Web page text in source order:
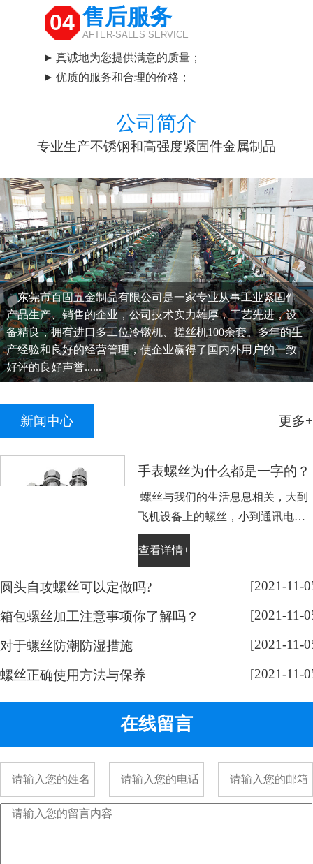
04 售后服务
AFTER-SALES SERVICE
真诚地为您提供满意的质量；
优质的服务和合理的价格；
公司简介
专业生产不锈钢和高强度紧固件金属制品
东莞市百固五金制品有限公司是一家专业从事工业紧固件
产品生产、销售的企业，公司技术实力雄厚，工艺先进，设
备精良，拥有进口多工位冷镦机、搓丝机100余套。多年的生
产经验和良好的经营管理，使企业赢得了国内外用户的一致
好评的良好声誉......
新闻中心 更多+
手表螺丝为什么都是一字的？
螺丝与我们的生活息息相关，大到
飞机设备上的螺丝，小到通讯电子
设备手表上的小螺丝。不知道大家
平时有没有留意，手表螺丝大部分
奇，跟随小编脚步来带大家了解一
下： 手表螺丝属于精密螺丝，之所
工方式决定的。手表精密螺丝，是
采用车加工出来的，头部...
查看详情+
圆头自攻螺丝可以定做吗? [2021-11-
箱包螺丝加工注意事项你了解吗？ [2021-11-
对于螺丝防潮防湿措施 [2021-11-
螺丝正确使用方法与保养 [2021-11-
在线留言